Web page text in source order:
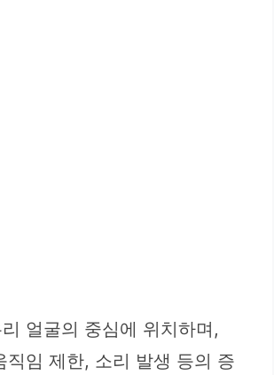
얼굴의 중심에 위치하며,
임 제한, 소리 발생 등의 증